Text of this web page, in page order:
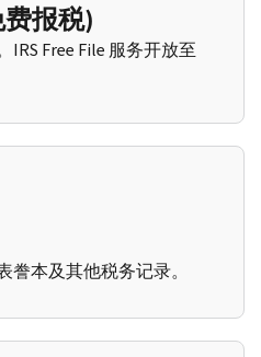
费报税)
Free File 服务开放至
本及其他税务记录。